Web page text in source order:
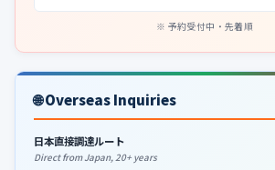
予約受付中・先着順
🌐 Overseas Inquiries
日本直接調達ルート
Direct from Japan, 20+ years